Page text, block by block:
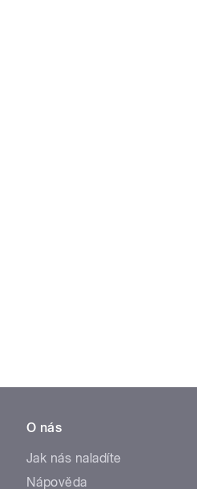
O nás
Jak nás naladíte
Nápověda